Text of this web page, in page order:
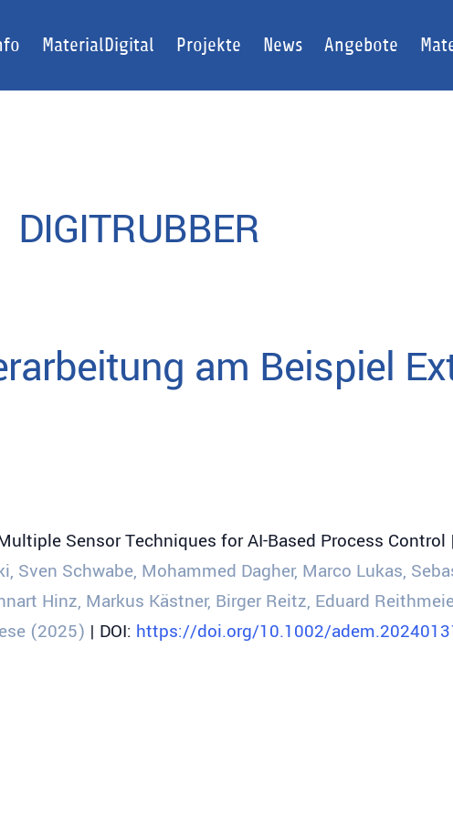
MaterialDigital Projekte News Angebote
DIGITRUBBER
am Beispiel
Sensor Techniques for AI-Based Process Control |
Sven Schwabe, Mohammed Dagher, Marco Lukas,
Hinz, Markus Kästner, Birger Reitz, Eduard
(2025) | DOI: https://doi.org/10.1002/